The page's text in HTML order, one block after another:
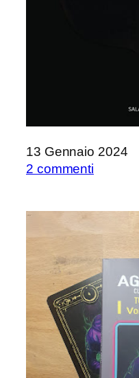
13 Gennaio 2024
2 commenti
Terry
Pratchett